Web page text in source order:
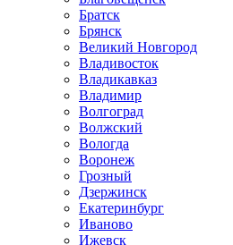
Братск
Брянск
Великий Новгород
Владивосток
Владикавказ
Владимир
Волгоград
Волжский
Вологда
Воронеж
Грозный
Дзержинск
Екатеринбург
Иваново
Ижевск